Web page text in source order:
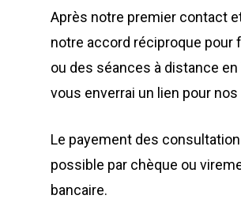
Après notre premier contact
notre accord réciproque pour
ou des séances à distance en
vous enverrai un lien pour
Le payement des
possible par chèque ou
bancaire.